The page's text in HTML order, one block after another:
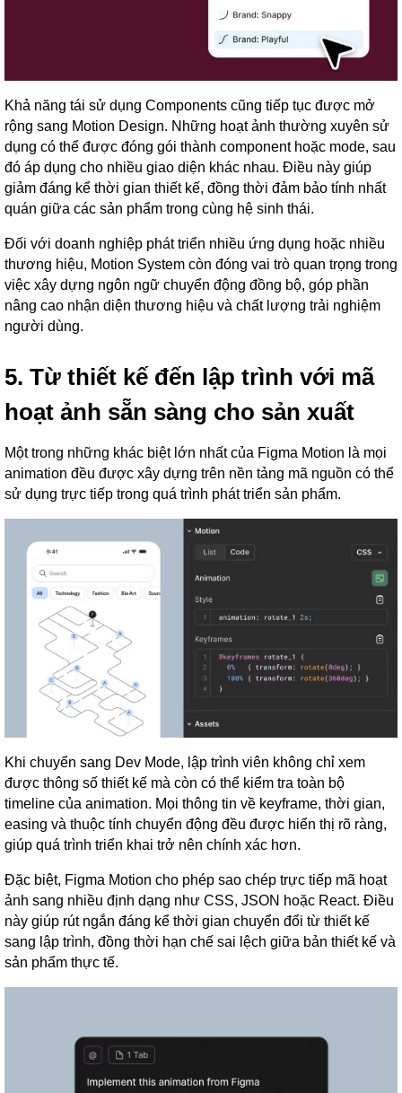
Khả năng tái sử dụng Components cũng tiếp tục được mở
rộng sang Motion Design. Những hoạt ảnh thường xuyên sử
dụng có thể được đóng gói thành component hoặc mode, sau
đó áp dụng cho nhiều giao diện khác nhau. Điều này giúp
giảm đáng kể thời gian thiết kế, đồng thời đảm bảo tính nhất
quán giữa các sản phẩm trong cùng hệ sinh thái.
Đối với doanh nghiệp phát triển nhiều ứng dụng hoặc nhiều
thương hiệu, Motion System còn đóng vai trò quan trọng trong
việc xây dựng ngôn ngữ chuyển động đồng bộ, góp phần
nâng cao nhận diện thương hiệu và chất lượng trải nghiệm
người dùng.
5. Từ thiết kế đến lập trình với mã
hoạt ảnh sẵn sàng cho sản xuất
Một trong những khác biệt lớn nhất của Figma Motion là mọi
animation đều được xây dựng trên nền tảng mã nguồn có thể
sử dụng trực tiếp trong quá trình phát triển sản phẩm.
Khi chuyển sang Dev Mode, lập trình viên không chỉ xem
được thông số thiết kế mà còn có thể kiểm tra toàn bộ
timeline của animation. Mọi thông tin về keyframe, thời gian,
easing và thuộc tính chuyển động đều được hiển thị rõ ràng,
giúp quá trình triển khai trở nên chính xác hơn.
Đặc biệt, Figma Motion cho phép sao chép trực tiếp mã hoạt
ảnh sang nhiều định dạng như CSS, JSON hoặc React. Điều
này giúp rút ngắn đáng kể thời gian chuyển đổi từ thiết kế
sang lập trình, đồng thời hạn chế sai lệch giữa bản thiết kế và
sản phẩm thực tế.